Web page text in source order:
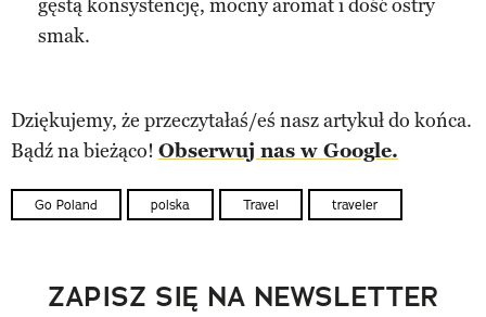
gęstą konsystencję, mocny aromat i dość ostry
smak.
Dziękujemy, że przeczytałaś/eś nasz artykuł do końca.
Bądź na bieżąco! Obserwuj nas w Google.
Go Poland polska Travel traveler
ZAPISZ SIĘ NA NEWSLETTER